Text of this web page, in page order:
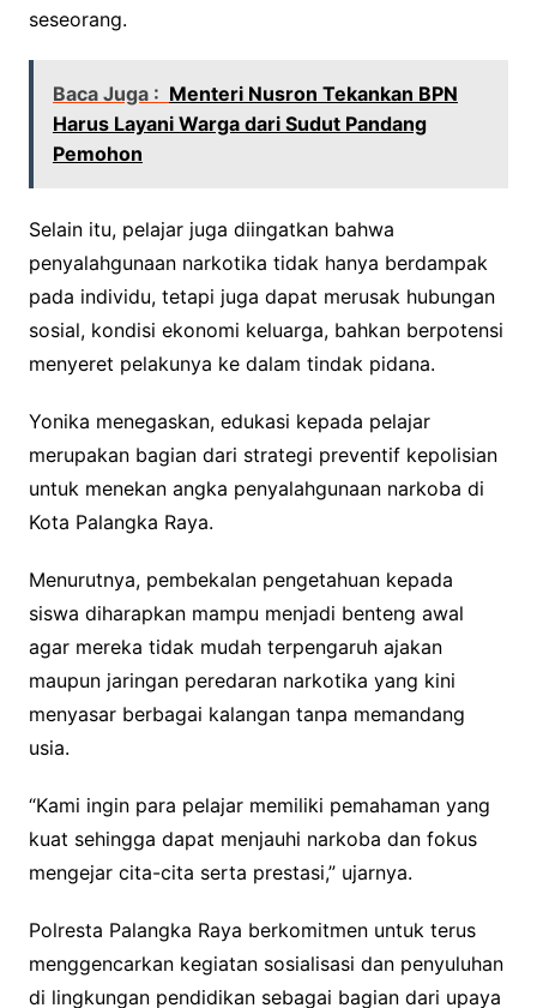
seseorang.
Baca Juga : Menteri Nusron Tekankan BPN
Harus Layani Warga dari Sudut Pandang
Pemohon
Selain itu, pelajar juga diingatkan bahwa
penyalahgunaan narkotika tidak hanya berdampak
pada individu, tetapi juga dapat merusak hubungan
sosial, kondisi ekonomi keluarga, bahkan berpotensi
menyeret pelakunya ke dalam tindak pidana.
Yonika menegaskan, edukasi kepada pelajar
merupakan bagian dari strategi preventif kepolisian
untuk menekan angka penyalahgunaan narkoba di
Kota Palangka Raya.
Menurutnya, pembekalan pengetahuan kepada
siswa diharapkan mampu menjadi benteng awal
agar mereka tidak mudah terpengaruh ajakan
maupun jaringan peredaran narkotika yang kini
menyasar berbagai kalangan tanpa memandang
usia.
“Kami ingin para pelajar memiliki pemahaman yang
kuat sehingga dapat menjauhi narkoba dan fokus
mengejar cita-cita serta prestasi,” ujarnya.
Polresta Palangka Raya berkomitmen untuk terus
menggencarkan kegiatan sosialisasi dan penyuluhan
di lingkungan pendidikan sebagai bagian dari upaya